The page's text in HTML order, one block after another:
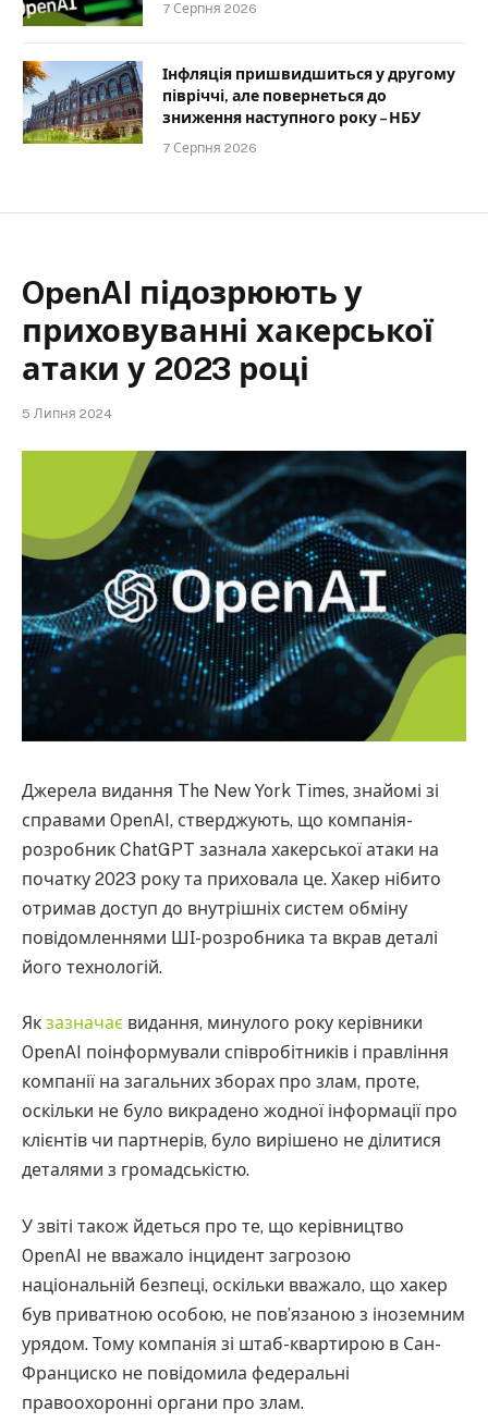
7 Серпня 2026
Інфляція пришвидшиться у другому
півріччі, але повернеться до
зниження наступного року – НБУ
7 Серпня 2026
OpenAI підозрюють у
приховуванні хакерської
атаки у 2023 році
5 Липня 2024
Джерела видання The New York Times, знайомі зі
справами OpenAI, стверджують, що компанія-
розробник ChatGPT зазнала хакерської атаки на
початку 2023 року та приховала це. Хакер нібито
отримав доступ до внутрішніх систем обміну
повідомленнями ШІ-розробника та вкрав деталі
його технологій.
Як зазначає видання, минулого року керівники
OpenAI поінформували співробітників і правління
компанії на загальних зборах про злам, проте,
оскільки не було викрадено жодної інформації про
клієнтів чи партнерів, було вирішено не ділитися
деталями з громадськістю.
У звіті також йдеться про те, що керівництво
OpenAI не вважало інцидент загрозою
національній безпеці, оскільки вважало, що хакер
був приватною особою, не пов’язаною з іноземним
урядом. Тому компанія зі штаб-квартирою в Сан-
Франциско не повідомила федеральні
правоохоронні органи про злам.